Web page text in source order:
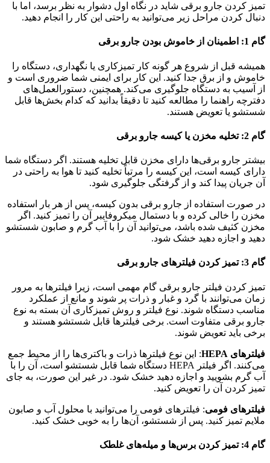
تمیز کردن جارو برقی شاید در نگاه اول دشوار به نظر برسد، اما با
دنبال کردن مراحل زیر می‌توانید به راحتی این کار را انجام دهید.
گام 1: اطمینان از خاموش بودن جارو برقی
همیشه قبل از شروع هر گونه کار تمیزکاری یا نگهداری، دستگاه را
خاموش و از برق جدا کنید. این کار برای ایمنی شما ضروری است و
از آسیب به دستگاه جلوگیری می‌کند. همچنین، دستورالعمل‌های
دفترچه راهنما را مطالعه کنید تا دقیقاً بدانید که کدام بخش‌ها قابل
شستشو یا تعویض هستند.
گام 2: تخلیه مخزن یا کیسه جارو برقی
بیشتر جارو برقی‌ها دارای مخزن قابل تخلیه هستند. اگر دستگاه شما
دارای کیسه است، این کیسه را مرتباً تخلیه کنید تا هوا به راحتی در
آن جریان پیدا کند و از گرفتگی جلوگیری شود.
در صورت استفاده از جارو برقی بدون کیسه، پس از هر بار استفاده
مخزن را خالی کرده و با دستمال میکروفایبر آن را تمیز کنید. اگر
مخزن کثیف شده باشد، می‌توانید آن را با آب گرم و صابون شستشو
دهید و اجازه دهید خشک شود.
گام 3: تمیز کردن فیلترهای جارو برقی
تمیز کردن فیلتر جارو برقی گام مهمی است، زیرا فیلترها به مرور
زمان می‌توانند با گرد و غبار و ذرات پر شوند و مانع از عملکرد
مناسب دستگاه شوند. نوع فیلتر و روش تمیزکاری آن بسته به نوع
جارو برقی متفاوت است. برخی فیلترها قابل شستشو هستند و
برخی باید تعویض شوند.
فیلترهای HEPA
: این نوع فیلترها ذرات و باکتری‌ها را از محیط جمع
می‌کنند. اگر فیلتر HEPA دستگاه شما قابل شستشو است، آن را با
آب گرم بشویید و اجازه دهید خشک شود. در غیر این صورت، به جای
تمیز کردن آن را تعویض کنید.
فیلترهای فومی: فیلترهای فومی را می‌توانید با محلول آب و صابون
ملایم تمیز کنید. پس از شستشو، آن‌ها را به خوبی خشک کنید.
گام 4: تمیز کردن برس‌ها و میله‌های غلطک